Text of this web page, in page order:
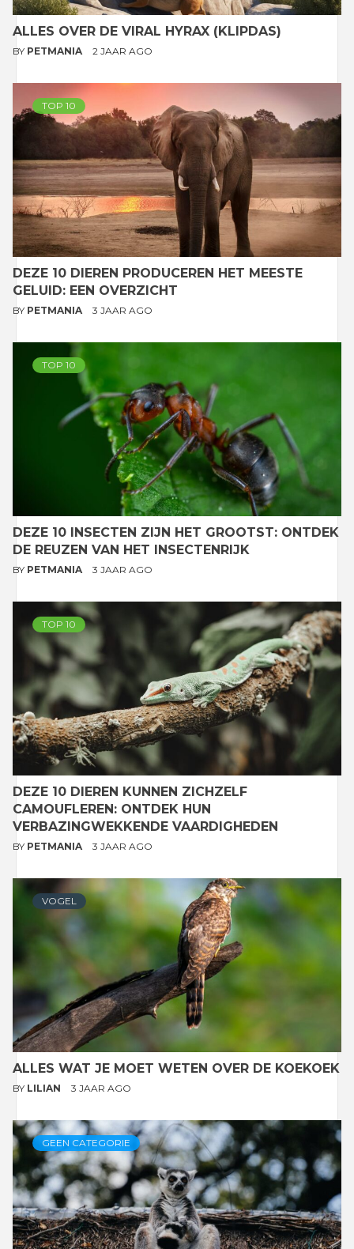
ALLES OVER DE VIRAL HYRAX (KLIPDAS)
BY PETMANIA 2 JAAR AGO
TOP 10
DEZE 10 DIEREN PRODUCEREN HET MEESTE
GELUID: EEN OVERZICHT
BY PETMANIA 3 JAAR AGO
TOP 10
DEZE 10 INSECTEN ZIJN HET GROOTST: ONTDEK
DE REUZEN VAN HET INSECTENRIJK
BY PETMANIA 3 JAAR AGO
TOP 10
DEZE 10 DIEREN KUNNEN ZICHZELF
CAMOUFLEREN: ONTDEK HUN
VERBAZINGWEKKENDE VAARDIGHEDEN
BY PETMANIA 3 JAAR AGO
VOGEL
ALLES WAT JE MOET WETEN OVER DE KOEKOEK
BY LILIAN 3 JAAR AGO
GEEN CATEGORIE